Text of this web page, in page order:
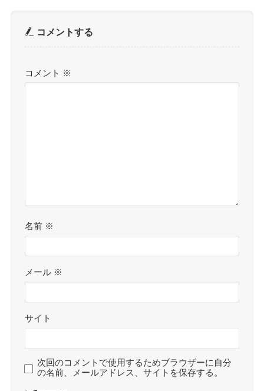
コメントする
コメント ※
名前 ※
メール ※
サイト
次回のコメントで使用するためブラウザーに自分
の名前、メールアドレス、サイトを保存する。